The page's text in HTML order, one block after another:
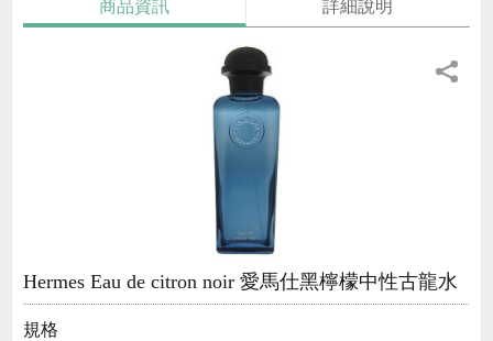
商品資訊 詳細說明
Hermes Eau de citron noir 愛馬仕黑檸檬中性古龍水
規格